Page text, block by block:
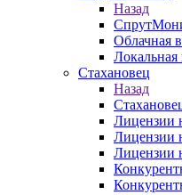
Назад
Облачная
Локальная
Стахановец
Назад
Лицензии
Лицензии
Лицензии